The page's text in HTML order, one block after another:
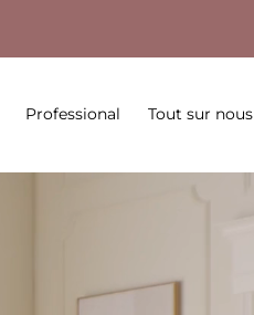
Professional Tout sur nous